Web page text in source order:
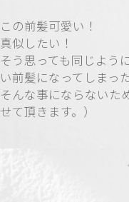
この前髪可愛い！
真似したい！
そう思っても同じよう
い前髪になってしまっ
そんな事にならないた
せて頂きます。）